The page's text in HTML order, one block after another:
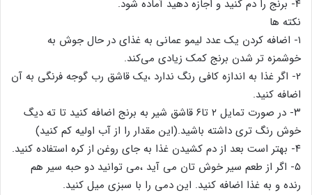
۴- برنج را دم کنید و اجازه دهید آماده شود.
نکته ها
۱- اضافه کردن یک عدد لیمو عمانی به غذای در حال جوش به
خوشمزه تر شدن برنج کمک زیادی می‌کند.
۲- اگر غذا به اندازه کافی رنگ ندارد ،یک قاشق رب گوجه فرنگی به آن
اضافه کنید.
۳- در صورت تمایل ۲ تا۶ قاشق شیر به برنج اضافه کنید تا ته دیگ
خوش رنگ تری داشته باشید.(این مقدار را از آب اولیه کم کنید)
۴- بهتر است بعد از دم کشیدن غذا به جای روغن از کره استفاده کنید.
۵- اگر از طعم سیر خوش تان می آید ،می توانید دو حبه سیر هم
رنده و به غذا اضافه کنید. این دمی را با سبزی میل کنید.